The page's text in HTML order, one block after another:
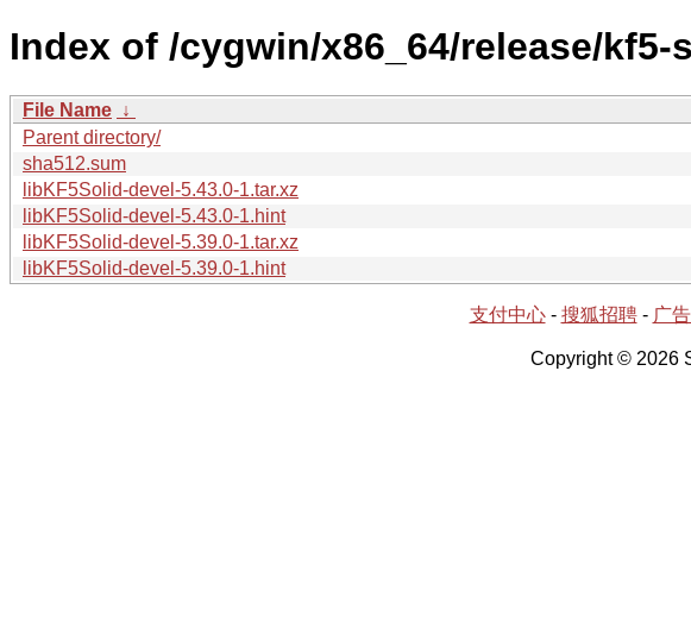
Index of /cygwin/x86_64/release/
File Name ↓
Parent directory/
sha512.sum
libKF5Solid-devel-5.43.0-1.tar.xz
libKF5Solid-devel-5.43.0-1.hint
libKF5Solid-devel-5.39.0-1.tar.xz
libKF5Solid-devel-5.39.0-1.hint
支付中心- 搜狐招聘- 广
Copyright © 2026